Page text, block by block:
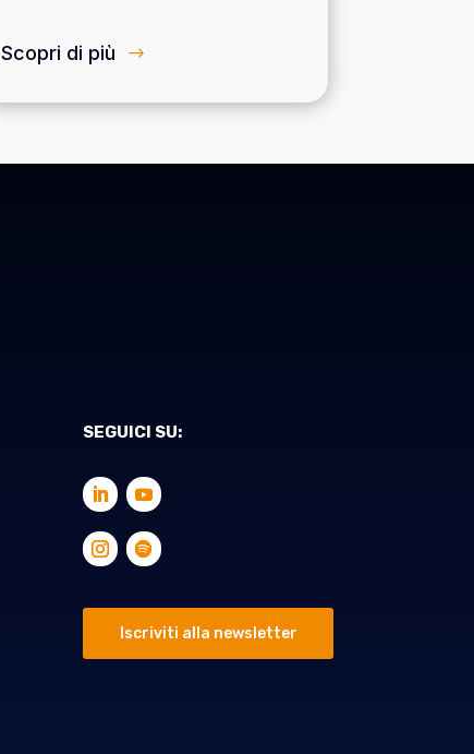
Scopri di più
SEGUICI SU:
Iscriviti alla newsletter